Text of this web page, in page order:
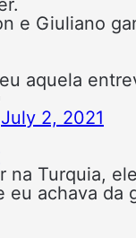
e Giuliano
aquela
July 2, 2021
na Turquia,
eu achava da